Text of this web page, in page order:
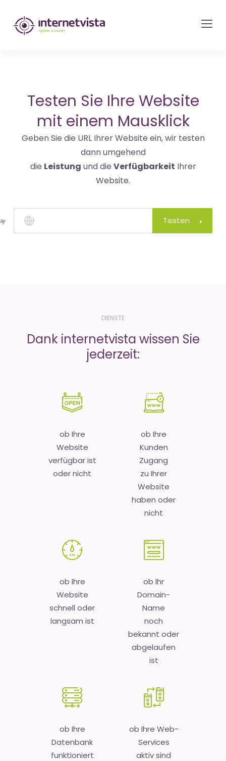
internetvista
Monitoring
Websites
und
Internet-
Diensten
Uptime
Testen Sie Ihre Website
mit einem Mausklick
Geben Sie die URL Ihrer Website ein, wir testen
dann umgehend
die Leistung und die Verfügbarkeit Ihrer
Website.
Testen
DIENSTE
Dank internetvista wissen Sie
jederzeit:
ob Ihre
Website
verfügbar ist
oder nicht
ob Ihre
Kunden
Zugang
zu Ihrer
Website
haben oder
nicht
ob Ihre
Website
schnell oder
langsam ist
ob Ihr
Domain-
Name
noch
bekannt oder
abgelaufen
ist
ob Ihre
Datenbank
funktioniert
ob Ihre Web-
Services
aktiv sind